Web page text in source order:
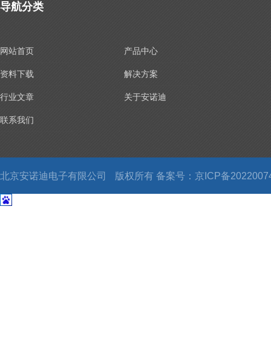
导航分类
网站首页 产品中心
资料下载 解决方案
行业文章 关于安诺迪
联系我们
北京安诺迪电子有限公司 版权所有 备案号： 京ICP备